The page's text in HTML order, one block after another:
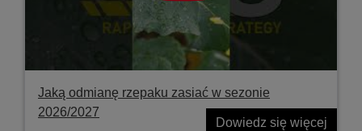
Jaką odmianę rzepaku zasiać w sezonie
2026/2027
Dowiedz się więcej